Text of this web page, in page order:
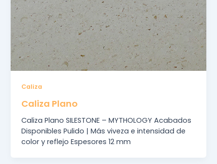
Caliza
Caliza Plano
Caliza Plano SILESTONE – MYTHOLOGY Acabados
Disponibles Pulido | Más viveza e intensidad de
color y reflejo Espesores 12 mm